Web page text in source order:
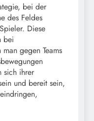
bei der
des Feldes
Diese
bei
gegen Teams
sich ihrer
und bereit sein,